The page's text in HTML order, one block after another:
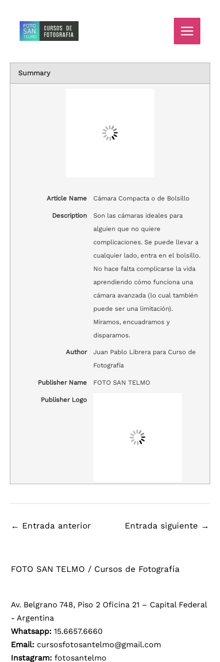
contenido
Summary
Article Name Cámara Compacta o de Bolsillo
Description
Son las cámaras ideales para
alguien que no quiere
complicaciones. Se puede llevar a
cualquier lado, entra en el bolsillo.
No hace falta complicarse la vida
aprendiendo cómo funciona una
cámara avanzada (lo cual también
puede ser una limitación).
Miramos, encuadramos y
disparamos.
Author
Juan Pablo Librera para Curso de
Fotografía
Publisher Name FOTO SAN TELMO
Publisher Logo
← Entrada anterior Entrada siguiente →
FOTO SAN TELMO / Cursos de Fotografía
Av. Belgrano 748, Piso 2 Oficina 21 – Capital Federal
- Argentina
Whatsapp:15.6657.6660
Email: cursosfotosantelmo@gmail.com
Instagram: fotosantelmo